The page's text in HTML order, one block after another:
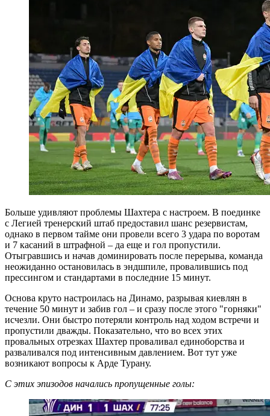
Больше удивляют проблемы Шахтера с настроем. В поединке
с Легией тренерский штаб предоставил шанс резервистам,
однако в первом тайме они провели всего 3 удара по воротам
и 7 касаний в штрафной – да еще и гол пропустили.
Отыгравшись и начав доминировать после перерыва, команда
неожиданно остановилась в эндшпиле, провалившись под
прессингом и стандартами в последние 15 минут.
Основа круто настроилась на Динамо, разрывая киевлян в
течение 50 минут и забив гол – и сразу после этого "горняки"
исчезли. Они быстро потеряли контроль над ходом встречи и
пропустили дважды. Показательно, что во всех этих
провальных отрезках Шахтер проваливал единоборства и
разваливался под интенсивным давлением. Вот тут уже
возникают вопросы к Арде Турану.
С этих эпизодов начались пропущенные голы: